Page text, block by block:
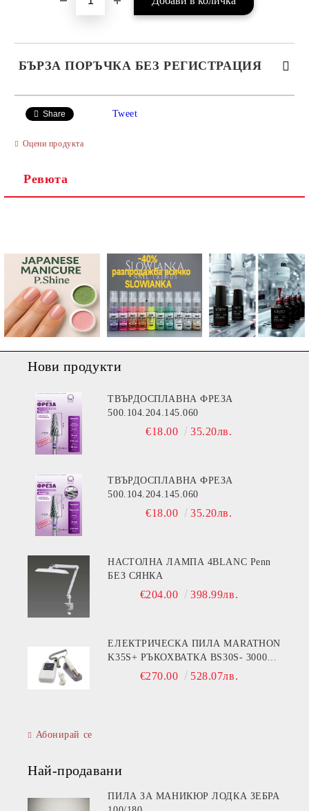
БЪРЗА ПОРЪЧКА БЕЗ РЕГИСТРАЦИЯ
Share Tweet
Оцени продукта
Ревюта
Нови продукти
ТВЪРДОСПЛАВНА ФРЕЗА
500.104.204.145.060
€18.00 35.20лв.
ТВЪРДОСПЛАВНА ФРЕЗА
500.104.204.145.060
€18.00 35.20лв.
НАСТОЛНА ЛАМПА 4BLANC Penn
БЕЗ СЯНКА
€204.00 398.99лв.
ЕЛЕКТРИЧЕСКА ПИЛА MARATHON
K35S+ РЪКОХВАТКА BS30S- 30000
ОБОРОТА€270.00 528.07лв.
Абонирай се
Най-продавани
ПИЛА ЗА МАНИКЮР ЛОДКА ЗЕБРА